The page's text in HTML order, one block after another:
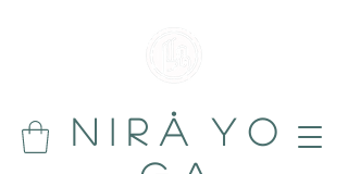
N i r å Y o